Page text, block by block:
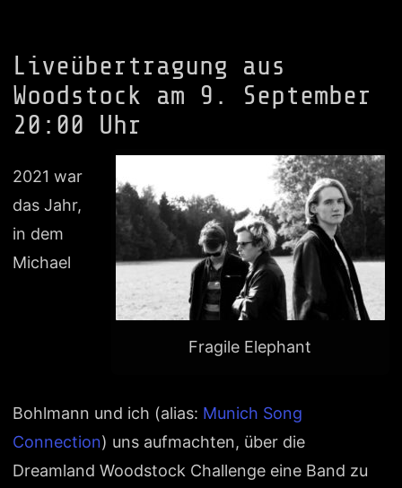
Liveübertragung aus
Woodstock am 9. September
20:00 Uhr
Fragile Elephant
2021 war
das Jahr,
in dem
Michael
Bohlmann und ich (alias: Munich Song
Connection) uns aufmachten, über die
Dreamland Woodstock Challenge eine Band zu